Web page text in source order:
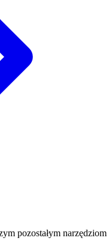
pozostałym narzędziom